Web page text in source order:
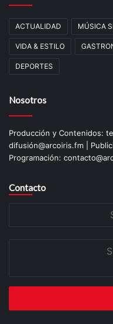
ACTUALIDAD MÚSICA
VIDA & ESTILO
DEPORTES
Nosotros
Producción y Contenidos:
difusión@arcoiris.fm |
Programación:
Contacto